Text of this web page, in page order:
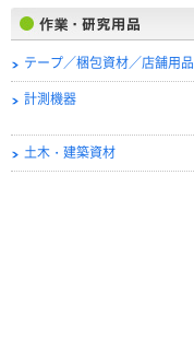
テープ／梱包資材／店舗用品
計測機器
土木・建築資材